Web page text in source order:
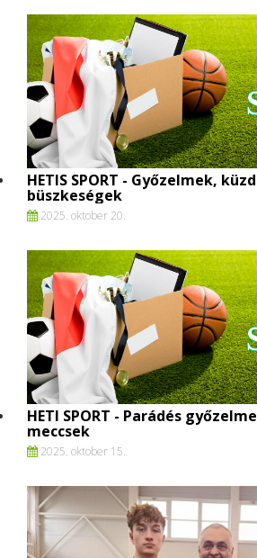
HETIS SPORT - Győzelmek,
büszkeségek
2025. oktober 20.
HETI SPORT - Parádés
meccsek
2025. oktober 15.